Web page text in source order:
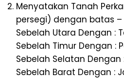
Menyatakan Tanah
persegi) dengan batas –
Sebelah Utara Dengan :
Sebelah Timur Dengan :
Sebelah Selatan Dengan
Sebelah Barat Dengan :